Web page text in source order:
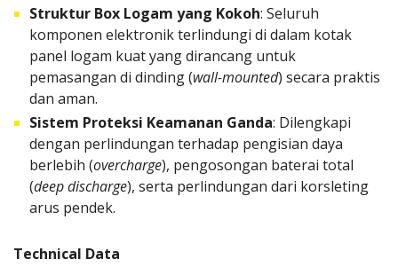
Struktur Box Logam yang Kokoh: Seluruh
komponen elektronik terlindungi di dalam kotak
panel logam kuat yang dirancang untuk
pemasangan di dinding (wall-mounted) secara praktis
dan aman.
Sistem Proteksi Keamanan Ganda: Dilengkapi
dengan perlindungan terhadap pengisian daya
berlebih (overcharge), pengosongan baterai total
(deep discharge), serta perlindungan dari korsleting
arus pendek.
Technical Data